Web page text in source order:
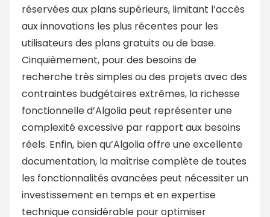
réservées aux plans supérieurs, limitant l’accès
aux innovations les plus récentes pour les
utilisateurs des plans gratuits ou de base.
Cinquièmement, pour des besoins de
recherche très simples ou des projets avec des
contraintes budgétaires extrêmes, la richesse
fonctionnelle d’Algolia peut représenter une
complexité excessive par rapport aux besoins
réels. Enfin, bien qu’Algolia offre une excellente
documentation, la maîtrise complète de toutes
les fonctionnalités avancées peut nécessiter un
investissement en temps et en expertise
technique considérable pour optimiser